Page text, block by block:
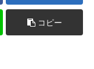
コピー